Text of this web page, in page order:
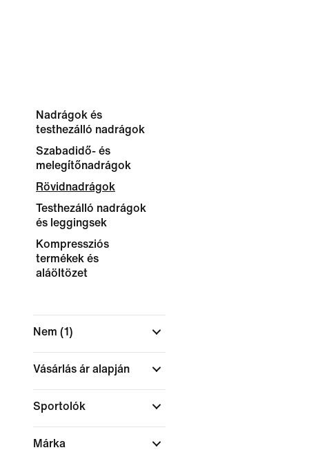
Nadrágok és
testhezálló nadrágok
Szabadidő- és
melegítőnadrágok
Rövidnadrágok
Testhezálló nadrágok
és leggingsek
Kompressziós
termékek és
aláöltözet
Nem (1)
Vásárlás ár alapján
Sportolók
Márka